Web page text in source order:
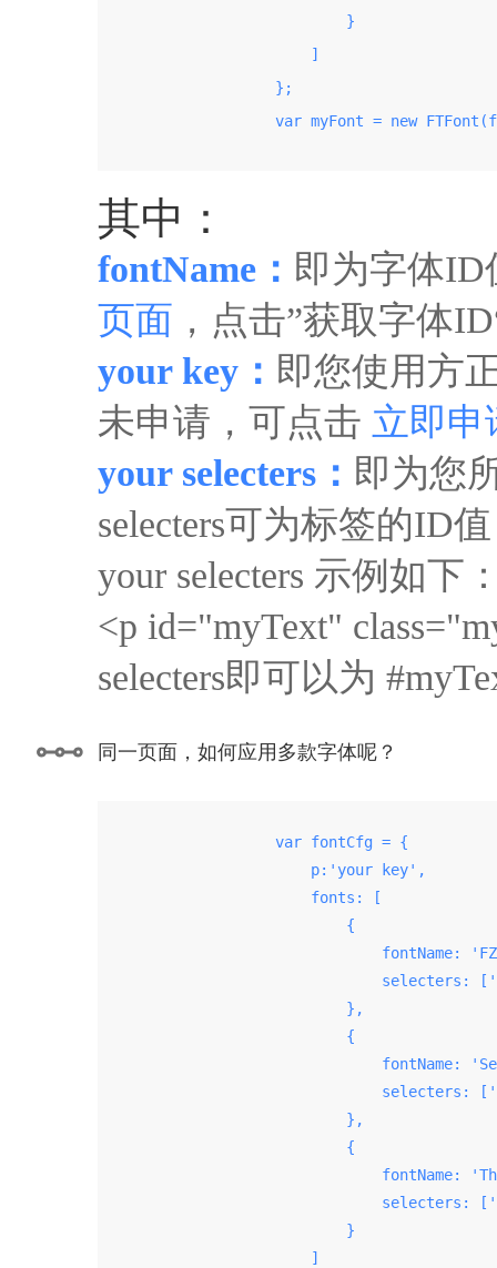
                            }
                        ]
                    };
var myFont = new
其中：
fontName： 即为字体
页面 ，点击”获取字体
your key： 即您使用方
未申请，可点击 立即申
your selecters： 即为您
selecters可为标签的ID
your selecters 示例如下
<p id="myText"
selecters即可以为
同一页面，如何应用多款字体呢？
                    var fontCfg = {
                        p:'your key',
                        fonts: [
                            {
fontName:
selecters:
                            },
                            {
fontName:
selecters:
                            },
                            {
fontName:
selecters:
                            }
                        ]